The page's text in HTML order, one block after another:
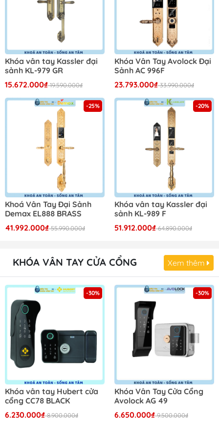
Khóa vân tay Kassler đại
sảnh KL-979 GR
15.672.000₫19.590.000₫
Khóa Vân Tay Avolock Đại
Sảnh AC 996F
23.793.000₫33.990.000₫
-25%
Khoá Vân Tay Đại Sảnh
Demax EL888 BRASS
41.992.000₫55.990.000₫
-20%
Khóa vân tay Kassler đại
sảnh KL-989 F
51.912.000₫64.890.000₫
KHÓA VÂN TAY CỬA CỔNG Xem thêm
-30%
Khóa vân tay Hubert cửa
cổng CC78 BLACK
6.230.000₫8.900.000₫
-30%
Khóa Vân Tay Cửa Cổng
Avolock AG 49
6.650.000₫9.500.000₫